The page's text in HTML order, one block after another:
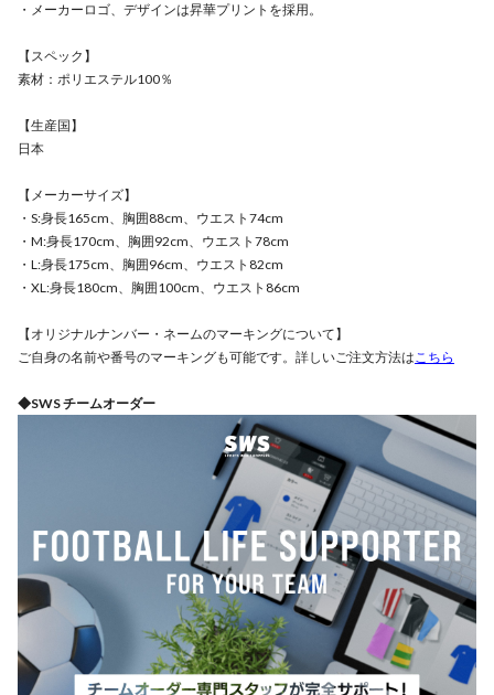
・メーカーロゴ、デザインは昇華プリントを採用。
【スペック】
素材：ポリエステル100％
【生産国】
日本
【メーカーサイズ】
・S:身長165cm、胸囲88cm、ウエスト74cm
・M:身長170cm、胸囲92cm、ウエスト78cm
・L:身長175cm、胸囲96cm、ウエスト82cm
・XL:身長180cm、胸囲100cm、ウエスト86cm
【オリジナルナンバー・ネームのマーキングについて】
ご自身の名前や番号のマーキングも可能です。詳しいご注文方法はこちら
◆SWS チームオーダー